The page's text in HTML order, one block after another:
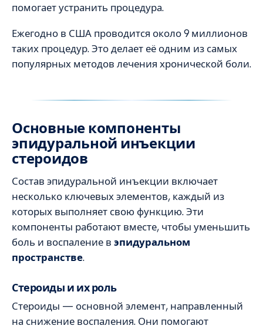
помогает устранить процедура.
Ежегодно в США проводится около 9 миллионов
таких процедур. Это делает её одним из самых
популярных методов лечения хронической боли.
Основные компоненты
эпидуральной инъекции
стероидов
Состав эпидуральной инъекции включает
несколько ключевых элементов, каждый из
которых выполняет свою функцию. Эти
компоненты работают вместе, чтобы уменьшить
боль и воспаление в эпидуральном
пространстве.
Стероиды и их роль
Стероиды — основной элемент, направленный
на снижение воспаления. Они помогают